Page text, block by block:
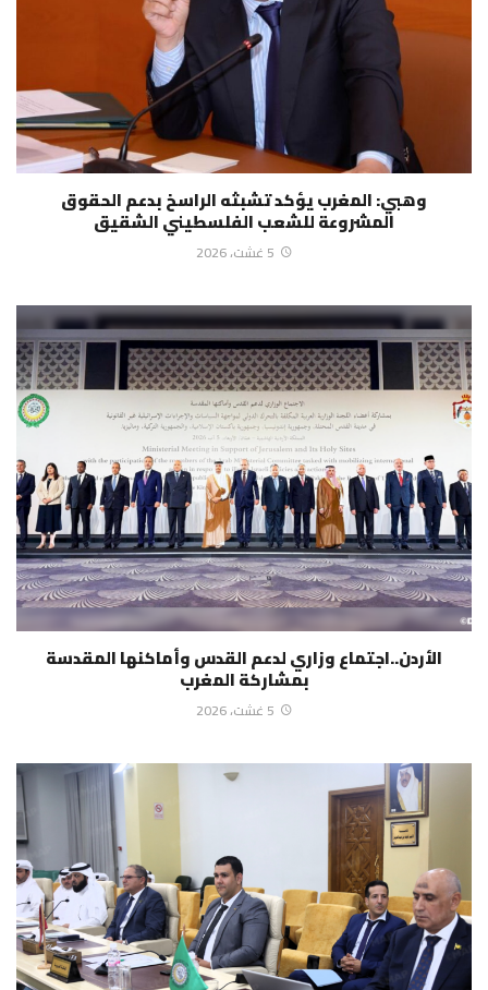
وهبي: المغرب يؤكد تشبثه الراسخ بدعم الحقوق
المشروعة للشعب الفلسطيني الشقيق
5 غشت، 2026
الأردن..اجتماع وزاري لدعم القدس وأماكنها المقدسة
بمشاركة المغرب
5 غشت، 2026